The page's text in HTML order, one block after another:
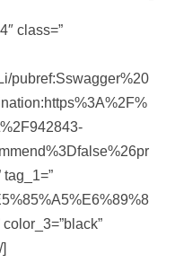
class=”
pubref:Sswagger%20
color_3=”black”